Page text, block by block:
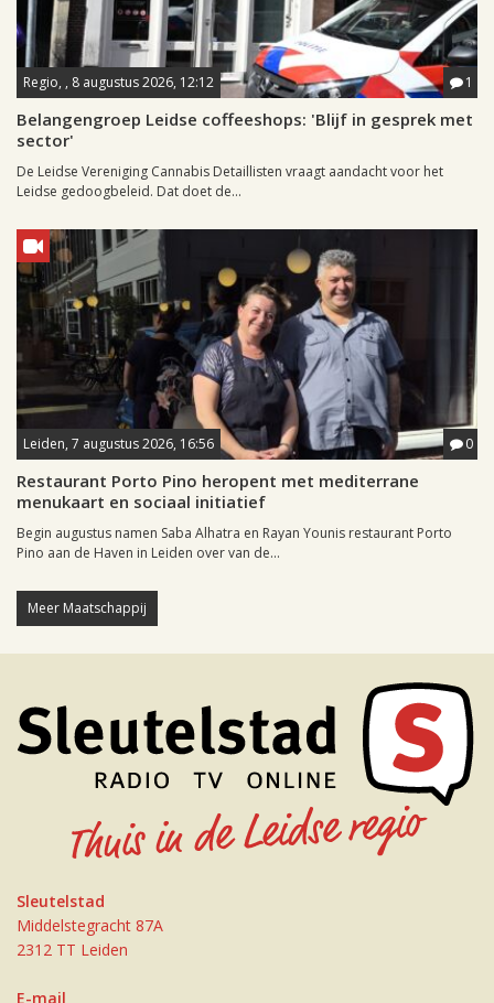
Regio, , 8 augustus 2026, 12:12 1
Belangengroep Leidse coffeeshops: 'Blijf in gesprek met
sector'
De Leidse Vereniging Cannabis Detaillisten vraagt aandacht voor het
Leidse gedoogbeleid. Dat doet de...
Leiden, 7 augustus 2026, 16:56 0
Restaurant Porto Pino heropent met mediterrane
menukaart en sociaal initiatief
Begin augustus namen Saba Alhatra en Rayan Younis restaurant Porto
Pino aan de Haven in Leiden over van de...
Meer Maatschappij
Sleutelstad
Middelstegracht 87A
2312 TT Leiden
E-mail